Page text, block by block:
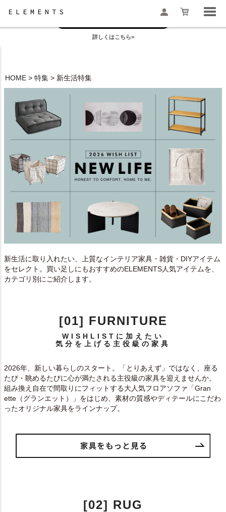
お盆の模様替えは今がおすすめ！
詳しくはこちら>
HOME 特集 新生活特集
新生活に取り入れたい、上質なインテリア家具・雑貨・DIYアイテム
をセレクト。買い足しにもおすすめのELEMENTS人気アイテムを、
カテゴリ別にご紹介します。
[01] FURNITURE
WISHLISTに加えたい
気分を上げる主役級の家具
2026年、新しい暮らしのスタート。「とりあえず」ではなく、座る
たび・眺めるたびに心が満たされる主役級の家具を迎えませんか。
組み換え自在で間取りにフィットする大人気フロアソファ「Gran
ette（グランエット）」をはじめ、素材の質感やディテールにこだわ
ったオリジナル家具をラインナップ。
[02] RUG